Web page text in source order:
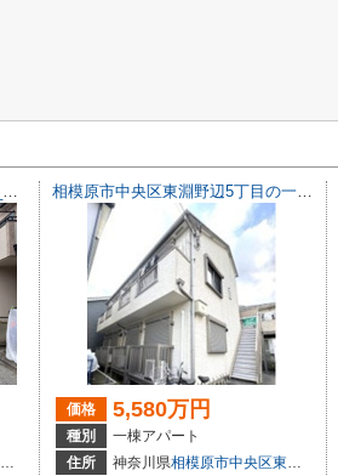
相模原市中央区淵野辺2丁目土地_B区画
２丁目
相模原市中央区東淵野辺5丁目の一棟売りアパート
価格 5,580万円
種別
一棟アパート
住所
神奈川県相模原市中央区東淵野辺